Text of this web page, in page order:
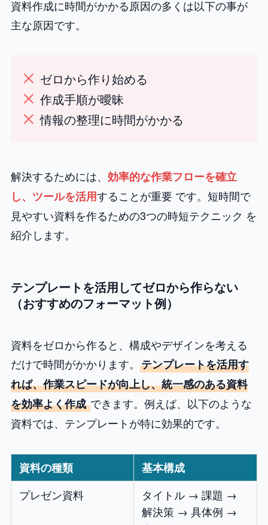
資料作成に時間がかかる原因の多くは以下の事が
主な原因です。
ゼロから作り始める
作成手順が曖昧
情報の整理に時間がかかる
解決するためには、 効率的な作業フローを確立
し、ツールを活用することが重要 です。短時間で
見やすい資料を作るための3つの時短テクニック を
紹介します。
テンプレートを活用してゼロから作らない
（おすすめのフォーマット例）
資料をゼロから作ると、構成やデザインを考える
だけで時間がかかります。 テンプレートを活用す
れば、作業スピードが向上し、統一感のある資料
を効率よく作成 できます。例えば、以下のような
資料では、テンプレートが特に効果的です。
資料の種類
基本構成
プレゼン資料
タイトル → 課題 →
解決策 → 具体例 →